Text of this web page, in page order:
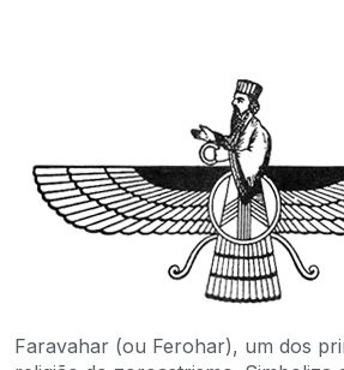
Faravahar (ou Ferohar), um dos